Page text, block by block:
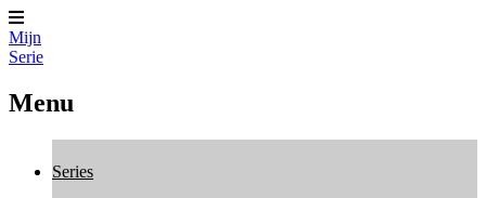
Mijn
Serie
Menu
Series